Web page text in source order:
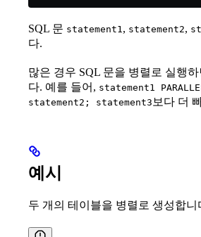
SQL 문 statement1, statement2,
다.
많은 경우 SQL 문을 병렬로 실행
다. 예를 들어, statement1
statement2; statement3 보다 더
예시
두 개의 테이블을 병렬로 생성합니